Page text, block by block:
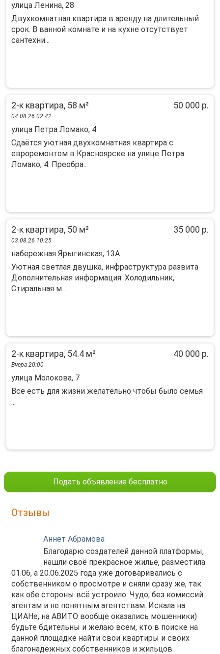
улица Ленина, 28
Двухкомнатная квартира в аренду на длительный
срок. В ванной комнате и на кухне отсутствует
сантехни...
2-к квартира, 58 м² 50 000 р.
04.08.26 02:42
улица Петра Ломако, 4
Сдаётся уютная двухкомнатная квартира с
евроремонтом в Красноярске на улице Петра
Ломако, 4. Преобра...
2-к квартира, 50 м² 35 000 р.
03.08.26 10:25
набережная Ярыгинская, 13А
Уютная светлая двушка, инфраструктура развита
Дополнительная информация: Холодильник,
Стиральная м...
2-к квартира, 54.4 м² 40 000 р.
Вчера 20:00
улица Молокова, 7
Все есть для жизни желательно чтобы было семья
...
Подать объявление бесплатно
Отзывы
Аннет Абрамова
Благодарю создателей данной платформы,
нашли своё прекрасное жильё, разместила
01.06, а 20.06.2025 года уже договаривались с
собственником о просмотре и сняли сразу же, так
как обе стороны всё устроило. Чудо, без комиссий
агентам и не понятным агентствам. Искала на
ЦИАНе, на АВИТО вообще оказались мошенники)
будьте бдительны и желаю всем, кто в поиске на
данной площадке найти свои квартиры и своих
благонадежных собственников и жильцов.